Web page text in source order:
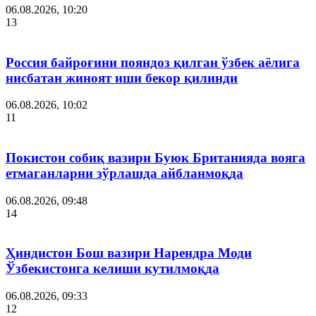
06.08.2026, 10:20
13
Россия байроғини пояндоз қилган ўзбек аёлига
нисбатан жиноят иши бекор қилинди
06.08.2026, 10:02
11
Покистон собиқ вазири Буюк Британияда вояга
етмаганларни зўрлашда айбланмоқда
06.08.2026, 09:48
14
Ҳиндистон Бош вазири Нарендра Моди
Ўзбекистонга келиши кутилмоқда
06.08.2026, 09:33
12